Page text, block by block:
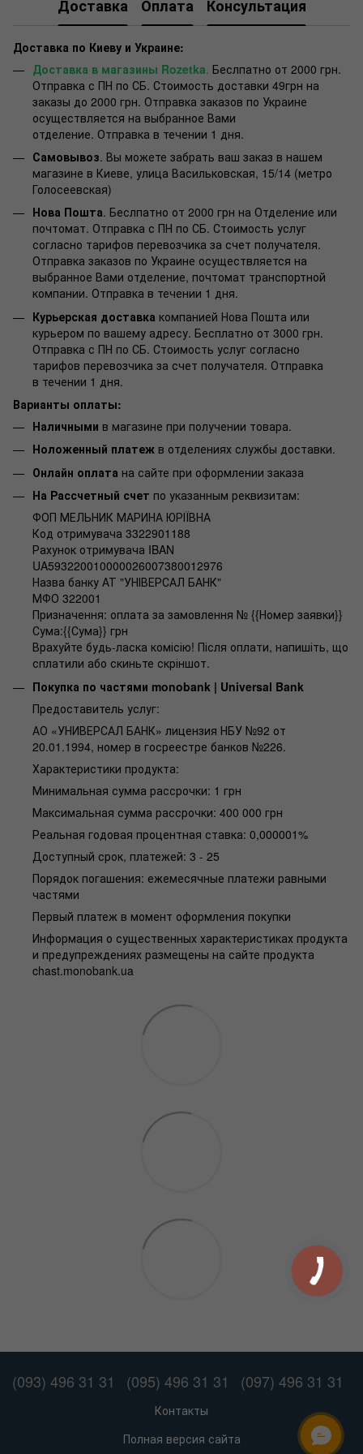
Доставка Оплата Консультация
Доставка по Киеву и Украине:
Доставка в магазины Rozetka. Беслпатно от 2000 грн.
Отправка с ПН по СБ. Стоимость доставки 49грн на
заказы до 2000 грн. Отправка заказов по Украине
осуществляется на выбранное Вами
отделение. Отправка в течении 1 дня.
Самовывоз. Вы можете забрать ваш заказ в нашем
магазине в Киеве, улица Васильковская, 15/14 (метро
Голосеевская)
Нова Пошта. Беслпатно от 2000 грн на Отделение или
почтомат. Отправка с ПН по СБ. Стоимость услуг
согласно тарифов перевозчика за счет получателя.
Отправка заказов по Украине осуществляется на
выбранное Вами отделение, почтомат транспортной
компании. Отправка в течении 1 дня.
Курьерская доставка компанией Нова Пошта или
курьером по вашему адресу. Бесплатно от 3000 грн.
Отправка с ПН по СБ. Стоимость услуг согласно
тарифов перевозчика за счет получателя. Отправка
в течении 1 дня.
Варианты оплаты:
Наличными в магазине при получении товара.
Ноложенный платеж в отделениях службы доставки.
Онлайн оплата на сайте при оформлении заказа
На Рассчетный счет по указанным реквизитам:
ФОП МЕЛЬНИК МАРИНА ЮРІЇВНА
Код отримувача 3322901188
Рахунок отримувача IBAN
UA593220010000026007380012976
Назва банку АТ "УНІВЕРСАЛ БАНК"
МФО 322001
Призначення: оплата за замовлення № {{Номер заявки}}
Сума:{{Сума}} грн
Врахуйте будь-ласка комісію! Після оплати, напишіть, що
сплатили або скиньте скріншот.
Покупка по частями monobank | Universal Bank
Предоставитель услуг:
АО «УНИВЕРСАЛ БАНК» лицензия НБУ №92 от
20.01.1994, номер в госреестре банков №226.
Характеристики продукта:
Минимальная сумма рассрочки: 1 грн
Максимальная сумма рассрочки: 400 000 грн
Реальная годовая процентная ставка: 0,000001%
Доступный срок, платежей: 3 - 25
Порядок погашения: ежемесячные платежи равными
частями
Первый платеж в момент оформления покупки
Информация о существенных характеристиках продукта
и предупреждениях размещены на сайте продукта
chast.monobank.ua
(093) 496 31 31 (095) 496 31 31 (097) 496 31 31
Контакты
Полная версия сайта
ОНЛАЙН ЧАТ